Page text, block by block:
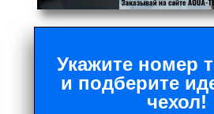
Укажите номер
и подберите
чехол!